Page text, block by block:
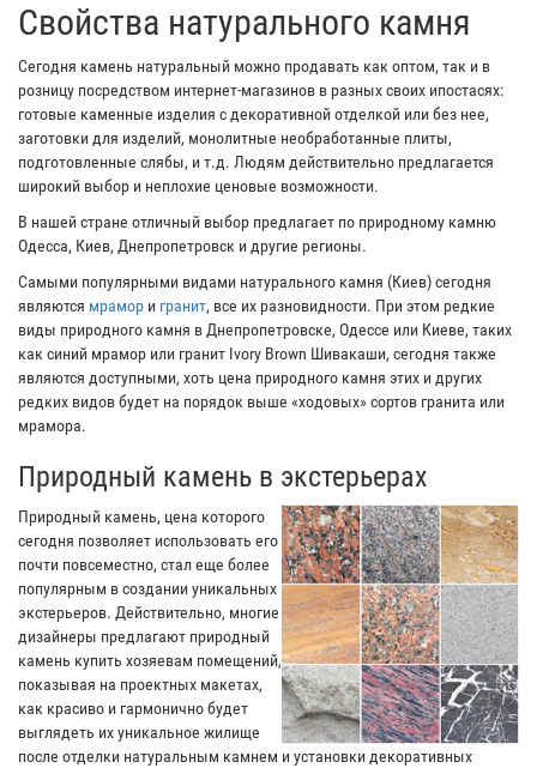
Свойства натурального камня
Сегодня камень натуральный можно продавать как оптом, так и в
розницу посредством интернет-магазинов в разных своих ипостасях:
готовые каменные изделия с декоративной отделкой или без нее,
заготовки для изделий, монолитные необработанные плиты,
подготовленные слябы, и т.д. Людям действительно предлагается
широкий выбор и неплохие ценовые возможности.
В нашей стране отличный выбор предлагает по природному камню
Одесса, Киев, Днепропетровск и другие регионы.
Самыми популярными видами натурального камня (Киев) сегодня
являются мрамор и гранит, все их разновидности. При этом редкие
виды природного камня в Днепропетровске, Одессе или Киеве, таких
как синий мрамор или гранит Ivory Brown Шивакаши, сегодня также
являются доступными, хоть цена природного камня этих и других
редких видов будет на порядок выше «ходовых» сортов гранита или
мрамора.
Природный камень в экстерьерах
Природный камень, цена которого
сегодня позволяет использовать его
почти повсеместно, стал еще более
популярным в создании уникальных
экстерьеров. Действительно, многие
дизайнеры предлагают природный
камень купить хозяевам помещений,
показывая на проектных макетах,
как красиво и гармонично будет
выглядеть их уникальное жилище
после отделки натуральным камнем и установки декоративных